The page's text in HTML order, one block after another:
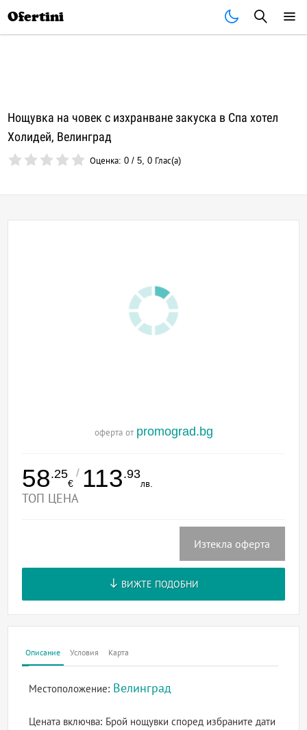
Ofertini
Нощувка на човек с изхранване закуска в Спа хотел
Холидей, Велинград
Оценка:0 /5,0 Глас(а)
оферта от promograd.bg
58.25
€
/ 113.93
лв.
ТОП ЦЕНА
Изтекла оферта
ВИЖТЕ ПОДОБНИ
Описание Условия Карта
Местоположение: Велинград
Цената включва: Брой нощувки според избраните дати